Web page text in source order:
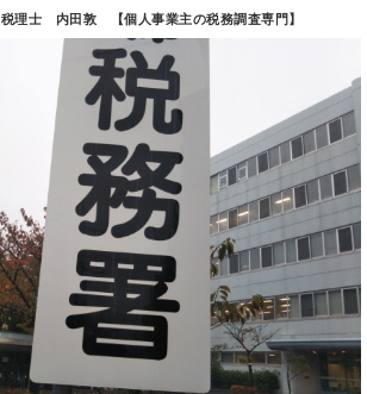
税理士 内田敦 【個人事業主の税務調査専門】